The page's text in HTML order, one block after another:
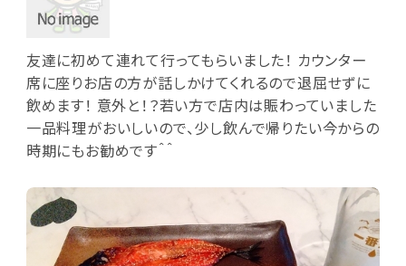
友達に初めて連れて行ってもらいました！ カウンター
席に座りお店の方が話しかけてくれるので退屈せずに
飲めます！ 意外と！？若い方で店内は賑わっていました
一品料理がおいしいので、少し飲んで帰りたい今からの
時期にもお勧めです＾＾